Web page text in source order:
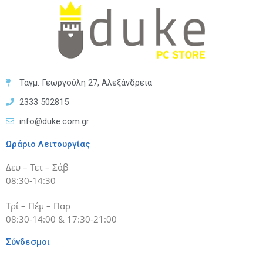
Ταγμ. Γεωργούλη 27, Αλεξάνδρεια
2333 502815
info@duke.com.gr
Ωράριο Λειτουργίας
Δευ – Τετ – Σάβ
08:30-14:30
Τρί – Πέμ – Παρ
08:30-14:00 & 17:30-21:00
Σύνδεσμοι